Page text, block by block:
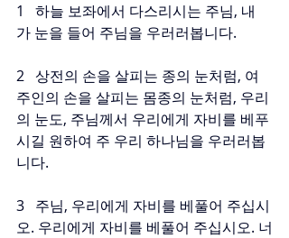
1   하늘 보좌에서 다스리시는 주님, 내
가 눈을 들어 주님을 우러러봅니다.
2   상전의 손을 살피는 종의 눈처럼, 여
주인의 손을 살피는 몸종의 눈처럼, 우리
의 눈도, 주님께서 우리에게 자비를 베푸
시길 원하여 주 우리 하나님을 우러러봅
니다.
3   주님, 우리에게 자비를 베풀어 주십시
오. 우리에게 자비를 베풀어 주십시오. 너